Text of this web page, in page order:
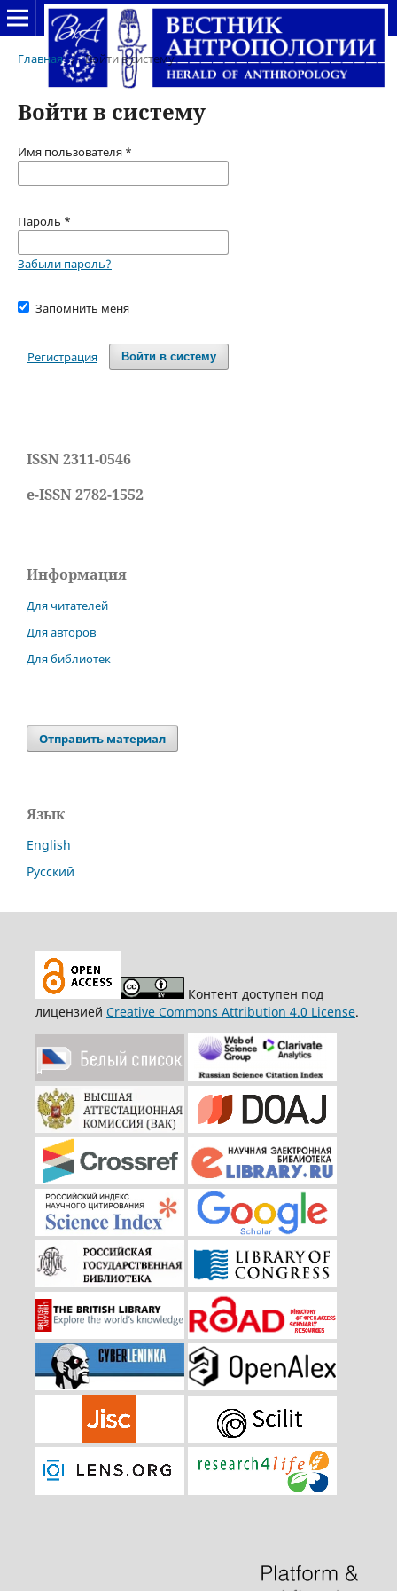
Главная / Войти в систему
Войти в систему
Имя пользователя *
Пароль *
Забыли пароль?
Запомнить меня
Войти в систему
Регистрация
ISSN 2311-0546
e-ISSN 2782-1552
Информация
Для читателей
Для авторов
Для библиотек
Отправить материал
Язык
English
Русский
Контент доступен под
лицензией Creative Commons Attribution 4.0 License.